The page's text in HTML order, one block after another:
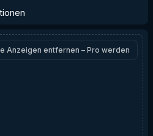
Anzeigen entfernen – Pro werden